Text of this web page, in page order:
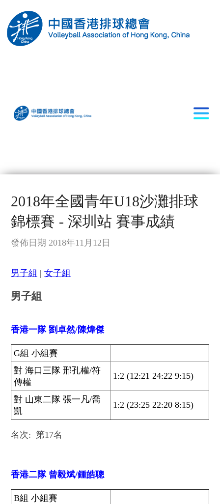
2018年全國青年U18沙灘排球
錦標賽 - 深圳站 賽事成績
發佈日期 2018年11月12日
男子組 | 女子組
男子組
香港一隊 劉卓然/陳煒傑
G組 小組賽
對 海口三隊 邢孔權/符
傳權
1:2 (12:21 24:22 9:15)
對 山東二隊 張一凡/喬
凱
1:2 (23:25 22:20 8:15)
名次: 第17名
香港二隊 曾毅斌/鍾皓聰
B組 小組賽